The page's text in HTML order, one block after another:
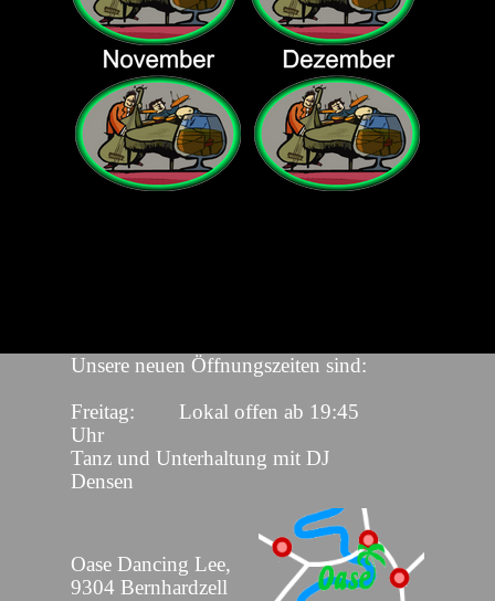
Unsere neuen Öffnungszeiten sind:
Freitag: Lokal offen ab 19:45
Uhr
Tanz und Unterhaltung mit DJ
Densen
Ab: 20:00 bis 01:00 Uhr
Oase Dancing Lee,
9304 Bernhardzell